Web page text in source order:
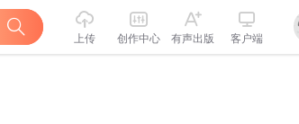
上传 创作中心 有声出版 客户端